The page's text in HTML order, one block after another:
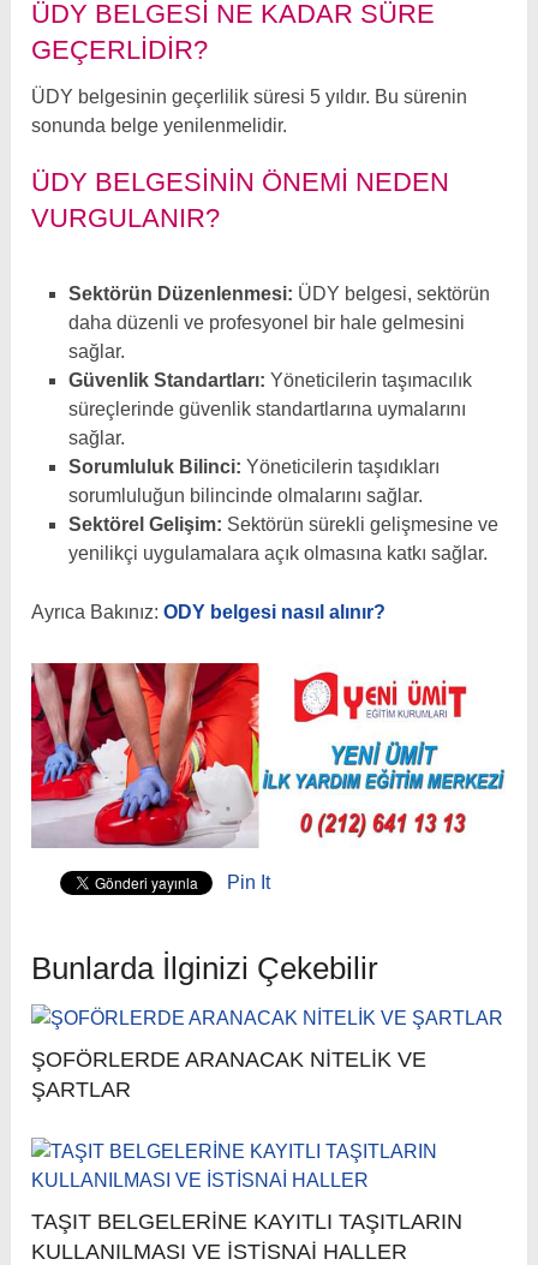
ÜDY BELGESI NE KADAR SÜRE
GEÇERLIDIR?
ÜDY belgesinin geçerlilik süresi 5 yıldır. Bu sürenin
sonunda belge yenilenmelidir.
ÜDY BELGESININ ÖNEMI NEDEN
VURGULANIR?
Sektörün Düzenlenmesi: ÜDY belgesi, sektörün
daha düzenli ve profesyonel bir hale gelmesini
sağlar.
Güvenlik Standartları: Yöneticilerin taşımacılık
süreçlerinde güvenlik standartlarına uymalarını
sağlar.
Sorumluluk Bilinci: Yöneticilerin taşıdıkları
sorumluluğun bilincinde olmalarını sağlar.
Sektörel Gelişim: Sektörün sürekli gelişmesine ve
yenilikçi uygulamalara açık olmasına katkı sağlar.
Ayrıca Bakınız:ODY belgesi nasıl alınır?
Pin It
Bunlarda İlginizi Çekebilir
ŞOFÖRLERDE ARANACAK NİTELİK VE
ŞARTLAR
TAŞIT BELGELERİNE KAYITLI TAŞITLARIN
KULLANILMASI VE İSTİSNAİ HALLER